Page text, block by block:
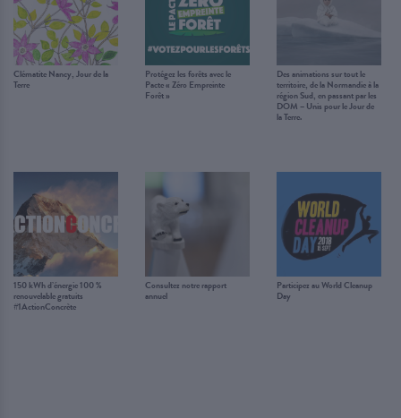
Clématite Nancy, Jour de la
Terre
Protégez les forêts avec le
Pacte « Zéro Empreinte
Forêt »
Des animations sur tout le
territoire, de la Normandie à la
région Sud, en passant par les
DOM – Unis pour le Jour de
la Terre.
150 kWh d’énergie 100 %
renouvelable gratuits
#1ActionConcrète
Consultez notre rapport
annuel
Participez au World Cleanup
Day